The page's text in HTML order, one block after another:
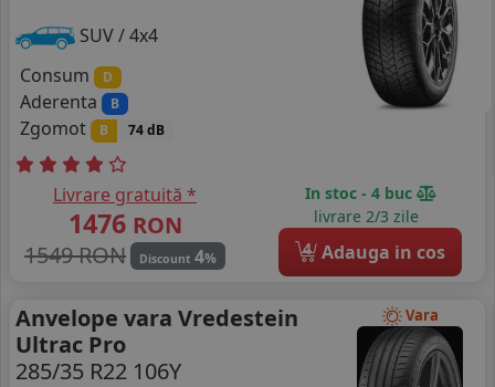
SUV / 4x4
Consum
D
Aderenta B
Zgomot B 74 dB
Livrare gratuită *
1476 RON
1549 RON
Discount 4%
In stoc - 4 buc
livrare 2/3 zile
4 Adauga in cos
Vara
Anvelope vara Vredestein
Ultrac Pro
285/35 R22 106Y